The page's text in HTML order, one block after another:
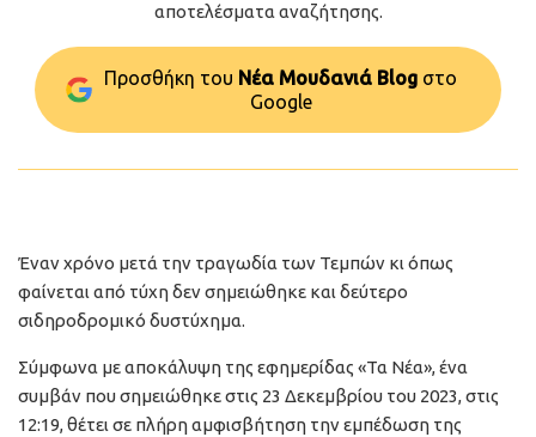
αποτελέσματα αναζήτησης.
Προσθήκη του Νέα Μουδανιά Blog στo
Google
Έναν χρόνο μετά την τραγωδία των Τεμπών κι όπως
φαίνεται από τύχη δεν σημειώθηκε και δεύτερο
σιδηροδρομικό δυστύχημα.
Σύμφωνα με αποκάλυψη της εφημερίδας «Τα Νέα», ένα
συμβάν που σημειώθηκε στις 23 Δεκεμβρίου του 2023, στις
12:19, θέτει σε πλήρη αμφισβήτηση την εμπέδωση της